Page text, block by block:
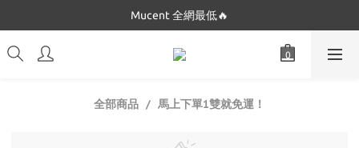
Dickies 最低$280起🔥
Mucent 全網最低🔥
Dickies 最低$280起🔥
全部商品 馬上下單1雙就免運！